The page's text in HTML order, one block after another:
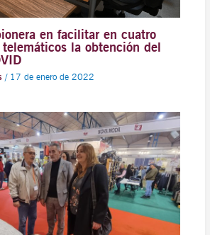
en facilitar en cuatro
la obtención del
/ 17 de enero de 2022